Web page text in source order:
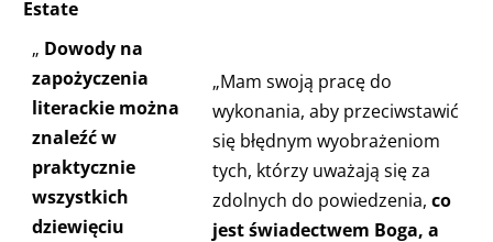
Estate
„ Dowody na
zapożyczenia
literackie można
znaleźć w
praktycznie
wszystkich
dziewięciu
„Mam swoją pracę do
wykonania, aby przeciwstawić
się błędnym wyobrażeniom
tych, którzy uważają się za
zdolnych do powiedzenia, co
jest świadectwem Boga, a